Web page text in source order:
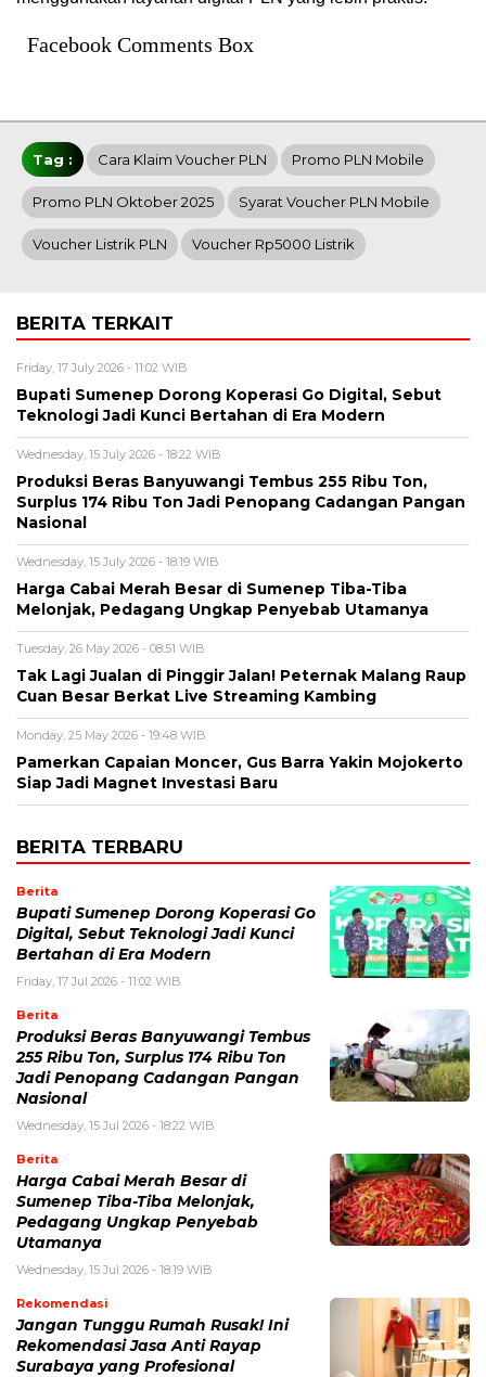
Facebook Comments Box
Tag : Cara Klaim Voucher PLN Promo PLN Mobile
Promo PLN Oktober 2025 Syarat Voucher PLN Mobile
Voucher Listrik PLN Voucher Rp5000 Listrik
BERITA TERKAIT
Friday, 17 July 2026 - 11:02 WIB
Bupati Sumenep Dorong Koperasi Go Digital, Sebut
Teknologi Jadi Kunci Bertahan di Era Modern
Wednesday, 15 July 2026 - 18:22 WIB
Produksi Beras Banyuwangi Tembus 255 Ribu Ton,
Surplus 174 Ribu Ton Jadi Penopang Cadangan Pangan
Nasional
Wednesday, 15 July 2026 - 18:19 WIB
Harga Cabai Merah Besar di Sumenep Tiba-Tiba
Melonjak, Pedagang Ungkap Penyebab Utamanya
Tuesday, 26 May 2026 - 08:51 WIB
Tak Lagi Jualan di Pinggir Jalan! Peternak Malang Raup
Cuan Besar Berkat Live Streaming Kambing
Monday, 25 May 2026 - 19:48 WIB
Pamerkan Capaian Moncer, Gus Barra Yakin Mojokerto
Siap Jadi Magnet Investasi Baru
BERITA TERBARU
Berita
Bupati Sumenep Dorong Koperasi Go
Digital, Sebut Teknologi Jadi Kunci
Bertahan di Era Modern
Friday, 17 Jul 2026 - 11:02 WIB
Berita
Produksi Beras Banyuwangi Tembus
255 Ribu Ton, Surplus 174 Ribu Ton
Jadi Penopang Cadangan Pangan
Nasional
Wednesday, 15 Jul 2026 - 18:22 WIB
Berita
Harga Cabai Merah Besar di
Sumenep Tiba-Tiba Melonjak,
Pedagang Ungkap Penyebab
Utamanya
Wednesday, 15 Jul 2026 - 18:19 WIB
Rekomendasi
Jangan Tunggu Rumah Rusak! Ini
Rekomendasi Jasa Anti Rayap
Surabaya yang Profesional